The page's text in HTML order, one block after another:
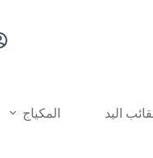
اليد المكياج